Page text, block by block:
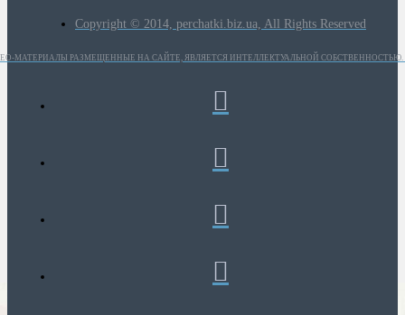
Copyright © 2014, perchatki.biz.ua, All Rights Reserved
МАТЕРИАЛЫ РАЗМЕЩЕННЫЕ НА САЙТЕ, ЯВЛЯЕТСЯ ИНТЕЛЛЕКТУАЛЬНОЙ